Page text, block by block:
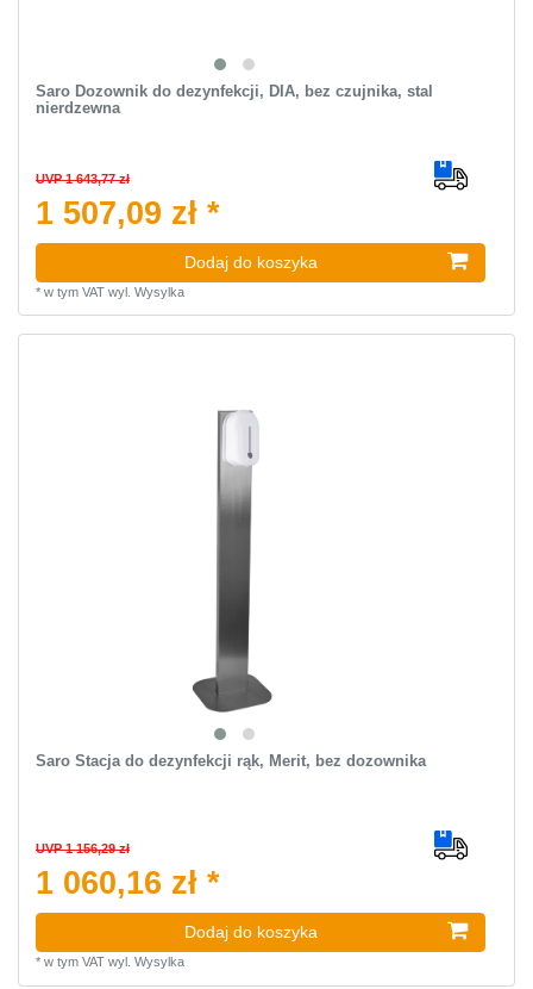
Saro Dozownik do dezynfekcji, DIA, bez czujnika, stal
nierdzewna
UVP 1 643,77 zł
1 507,09 zł *
Dodaj do koszyka
* w tym VATwyl. Wysylka
Saro Stacja do dezynfekcji rąk, Merit, bez dozownika
UVP 1 156,29 zł
1 060,16 zł *
Dodaj do koszyka
* w tym VATwyl. Wysylka